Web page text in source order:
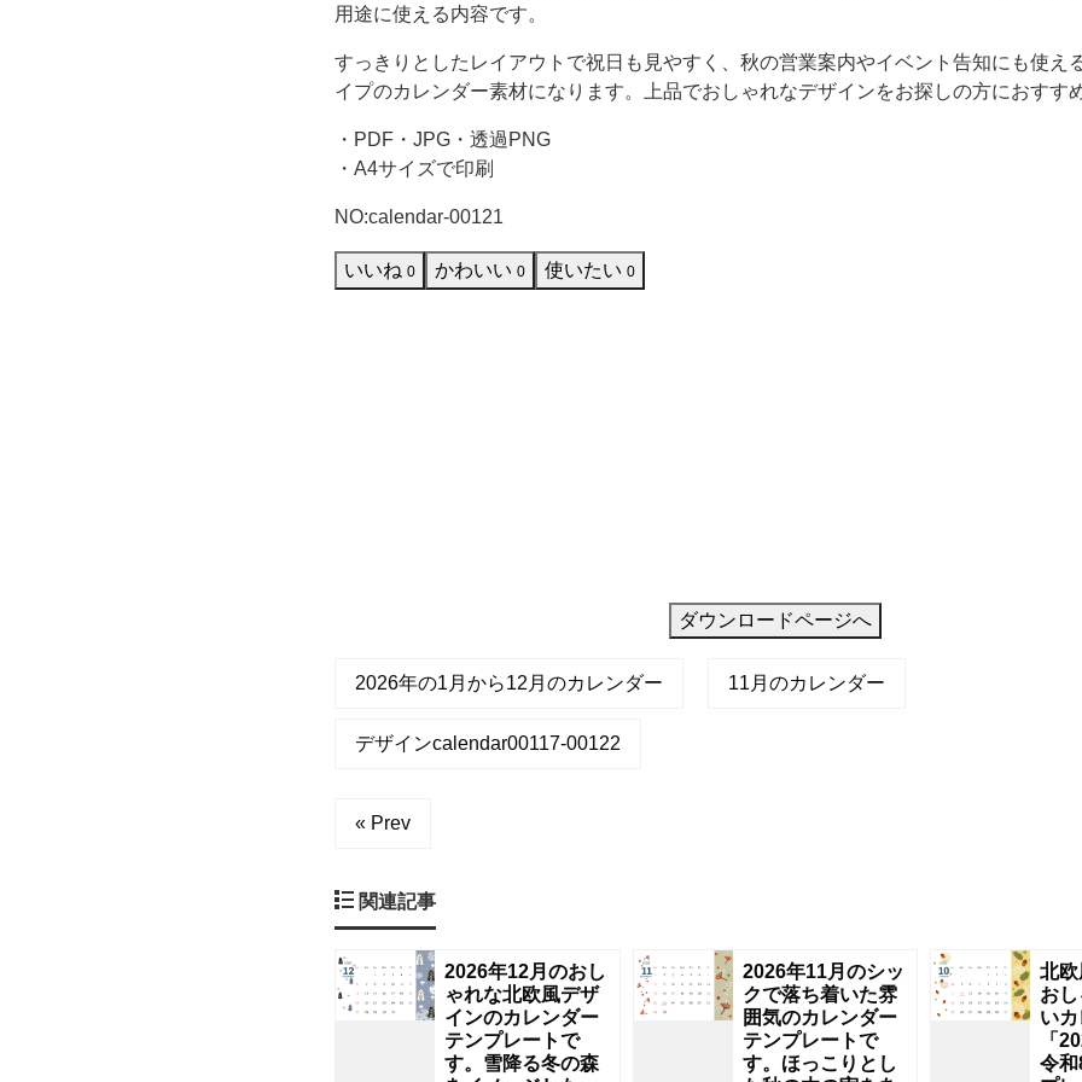
令
和
8
年
版
ト
に
り
ま
す。
輝
用途に使える内容です。
すっきりとしたレイアウトで祝日も見やすく、秋の営業案内やイベント告知にも使え
イプのカレンダー素材になります。上品でおしゃれなデザインをお探しの方におすす
・PDF・JPG・透過PNG
・A4サイズで印刷
NO:calendar-00121
いいね 0 かわいい 0 使いたい 0
ダウンロードページへ
2026年の1月から12月のカレンダー 11月のカレンダー
デザインcalendar00117-00122
« Prev
関連記事
2026年12月のおし
ゃれな北欧風デザ
インのカレンダー
テンプレートで
す。雪降る冬の森
2026年11月のシッ
クで落ち着いた雰
囲気のカレンダー
テンプレートで
す。ほっこりとし
北
お
い
「
令